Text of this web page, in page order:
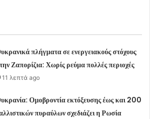
πλήγματα σε ενεργειακούς στόχους
Ζαπορίζια: Χωρίς ρεύμα πολλές περιοχές
11 λεπτά ago
Ομοβροντία εκτόξευσης έως και 200
πυραύλων σχεδιάζει η Ρωσία